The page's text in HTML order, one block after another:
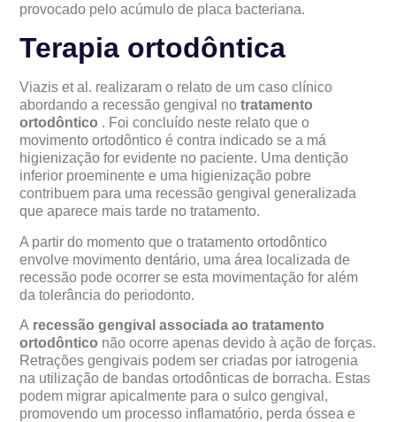
provocado pelo acúmulo de placa bacteriana.
Terapia ortodôntica
Viazis et al. realizaram o relato de um caso clínico
abordando a recessão gengival notratamento
ortodôntico . Foi concluído neste relato que o
movimento ortodôntico é contra indicado se a má
higienização for evidente no paciente. Uma dentição
inferior proeminente e uma higienização pobre
contribuem para uma recessão gengival generalizada
que aparece mais tarde no tratamento.
A partir do momento que o tratamento ortodôntico
envolve movimento dentário, uma área localizada de
recessão pode ocorrer se esta movimentação for além
da tolerância do periodonto.
A recessão gengival associada ao tratamento
ortodôntico não ocorre apenas devido à ação de forças.
Retrações gengivais podem ser criadas por iatrogenia
na utilização de bandas ortodônticas de borracha. Estas
podem migrar apicalmente para o sulco gengival,
promovendo um processo inflamatório, perda óssea e